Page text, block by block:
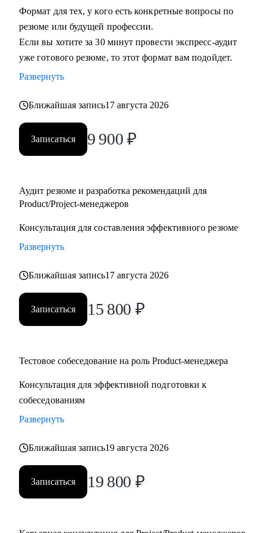
• Руководителям бизнеса: построение продуктовой
команды, консультация "внешнего СРО", построение
продуктовой культуры и ускорение процессов для
достижения целей.
• Тем, кто недавно стал руководителем: как работать с
сжигать команду, как работать со смежными командами,
заказчиками и руководителями.
• Senior менеджерам, которые хотят вырасти до СРО:
построение стратегии роста, менторство по рабочим
расти.
Формат для тех, у кого есть конкретные вопросы по
резюме или будущей профессии.
Если вы хотите за 30 минут провести экспресс-аудит
уже готового резюме, то этот формат вам подойдет.
Развернуть
Ближайшая запись17 августа 2026
Записаться 9 900 ₽
Аудит резюме и разработка рекомендаций для
Product/Project-менеджеров
Консультация для составления эффективного резюме
Развернуть
Ближайшая запись17 августа 2026
Записаться 15 800 ₽
Тестовое собеседование на роль Product-менеджера
Консультация для эффективной подготовки к
собеседованиям
Развернуть
Ближайшая запись19 августа 2026
Записаться 19 800 ₽